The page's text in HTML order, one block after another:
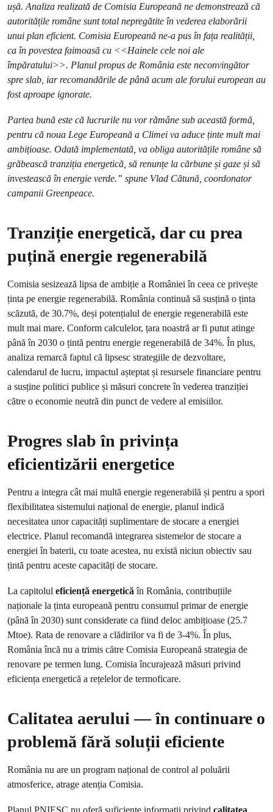
ușă. Analiza realizată de Comisia Europeană ne demonstrează că
autoritățile române sunt total nepregătite în vederea elaborării
unui plan eficient. Comisia Europeană ne-a pus în fața realității,
ca în povestea faimoasă cu <<Hainele cele noi ale
împăratului>>. Planul propus de România este neconvingător
spre slab, iar recomandările de până acum ale forului european au
fost aproape ignorate.
Partea bună este că lucrurile nu vor rămâne sub această formă,
pentru că noua Lege Europeană a Climei va aduce ținte mult mai
ambițioase. Odată implementată, va obliga autoritățile române să
grăbească tranziția energetică, să renunțe la cărbune și gaze și să
investească în energie verde.” spune Vlad Cătună, coordonator
campanii Greenpeace.
Tranziție energetică, dar cu prea
puțină energie regenerabilă
Comisia sesizează lipsa de ambiție a României în ceea ce privește
ținta pe energie regenerabilă. România continuă să susțină o ținta
scăzută, de 30.7%, deși potențialul de energie regenerabilă este
mult mai mare. Conform calculelor, țara noastră ar fi putut atinge
până în 2030 o țintă pentru energie regenerabilă de 34%. În plus,
analiza remarcă faptul că lipsesc strategiile de dezvoltare,
calendarul de lucru, impactul așteptat și resursele financiare pentru
a susține politici publice și măsuri concrete în vederea tranziției
către o economie neutră din punct de vedere al emisiilor.
Progres slab în privința
eficientizării energetice
Pentru a integra cât mai multă energie regenerabilă și pentru a spori
flexibilitatea sistemului național de energie, planul indică
necesitatea unor capacități suplimentare de stocare a energiei
electrice. Planul recomandă integrarea sistemelor de stocare a
energiei în baterii, cu toate acestea, nu există niciun obiectiv sau
țintă pentru aceste capacități de stocare.
La capitolul eficiență energeticăîn România, contribuțiile
naționale la ținta europeană pentru consumul primar de energie
(până în 2030) sunt considerate ca fiind deloc ambițioase (25.7
Mtoe). Rata de renovare a clădirilor va fi de 3-4%. În plus,
România încă nu a trimis către Comisia Europeană strategia de
renovare pe termen lung. Comisia încurajează măsuri privind
eficiența energetică a rețelelor de termoficare.
Calitatea aerului — în continuare o
problemă fără soluții eficiente
România nu are un program național de control al poluării
atmosferice, atrage atenția Comisia.